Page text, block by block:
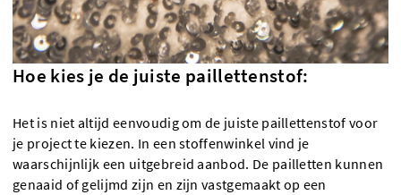
Hoe kies je de juiste paillettenstof:
Het is niet altijd eenvoudig om de juiste paillettenstof voor
je project te kiezen. In een stoffenwinkel vind je
waarschijnlijk een uitgebreid aanbod. De pailletten kunnen
genaaid of gelijmd zijn en zijn vastgemaakt op een